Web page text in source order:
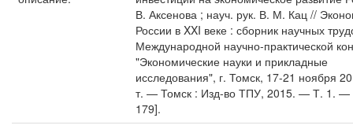
В. Аксенова ; науч. рук. В. М. Кац //
России в XXI веке : сборник научных
Международной научно-практической
"Экономические науки и прикладные
исследования", г. Томск, 17-21 ноября
т. — Томск : Изд-во ТПУ, 2015. — Т. 1. —
179].